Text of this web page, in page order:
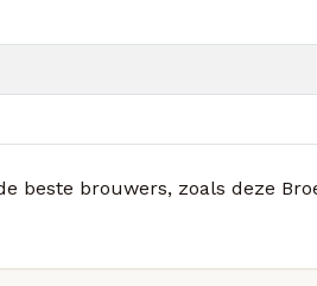
beste brouwers, zoals deze